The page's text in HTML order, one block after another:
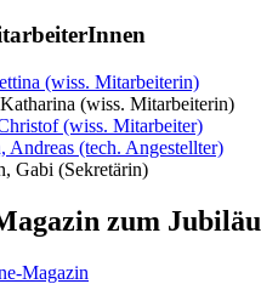
(wiss. Mitarbeiterin)
(wiss. Mitarbeiterin)
(wiss. Mitarbeiter)
Andreas (tech. Angestellter)
Gabi (Sekretärin)
zum